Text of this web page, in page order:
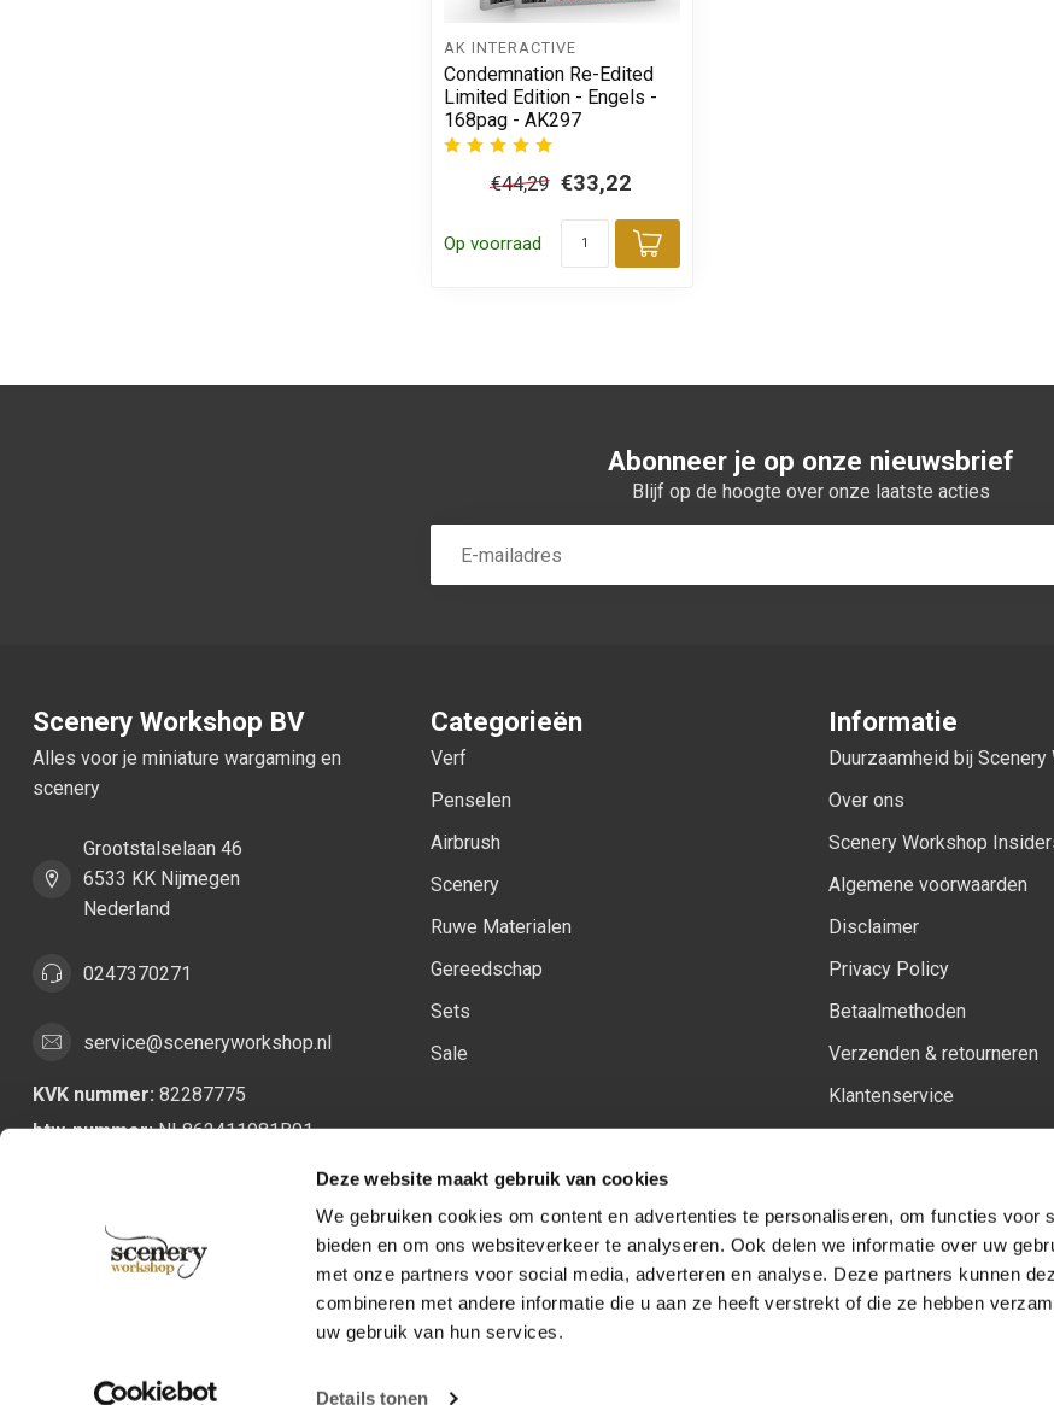
Deze website maakt gebruik van cookies
We gebruiken cookies om content en advertenties te personaliseren, om functies voor
bieden en om ons websiteverkeer te analyseren. Ook delen we informatie over uw
met onze partners voor social media, adverteren en analyse. Deze partners kunnen
combineren met andere informatie die u aan ze heeft verstrekt of die ze hebben
uw gebruik van hun services.
Details tonen
AK INTERACTIVE
Condemnation Re-Edited
Limited Edition - Engels -
168pag - AK297
€44,29 €33,22
Op voorraad
Toevoegen aan winkelwagen
Abonneer je op onze nieuwsbrief
Blijf op de hoogte over onze laatste acties
Scenery Workshop BV
Alles voor je miniature wargaming en
scenery
Grootstalselaan 46
6533 KK Nijmegen
Nederland
0247370271
service@sceneryworkshop.nl
KVK nummer: 82287775
btw-nummer:NL862411981B01
Categorieën
Verf
Penselen
Airbrush
Scenery
Ruwe Materialen
Gereedschap
Sets
Sale
Informatie
Duurzaamheid bij Scenery
Over ons
Scenery Workshop
Algemene voorwaarden
Disclaimer
Privacy Policy
Betaalmethoden
Verzenden & retourneren
Klantenservice
Volg ons op:
Facebook
YoutubeInstagram